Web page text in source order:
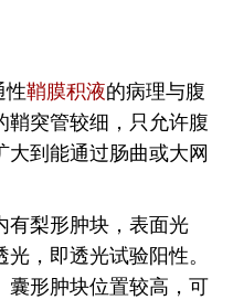
性鞘膜积液的病理与腹
鞘突管较细，只允许腹
到能通过肠曲或大网
有梨形肿块，表面光
，即透光试验阳性。
囊形肿块位置较高，可